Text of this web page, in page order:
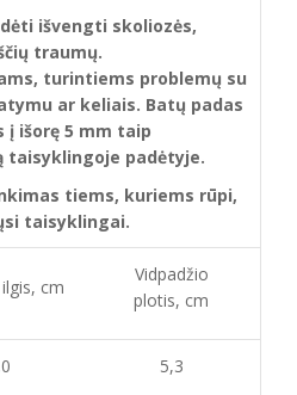
išvengti skoliozės,
traumų.
turintiems problemų su
ar keliais. Batų padas
į išorę 5 mm taip
taisyklingoje padėtyje.
tiems, kuriems rūpi,
taisyklingai.
cm
Vidpadžio
plotis, cm
5,3